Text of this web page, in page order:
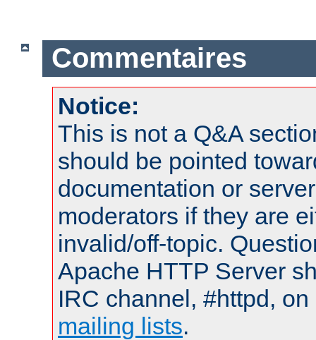
Commentaires
Notice:
This is not a Q&A
should be pointed
documentation or
moderators if they are
invalid/off-topic.
Apache HTTP Server
IRC channel, #httpd,
mailing lists.